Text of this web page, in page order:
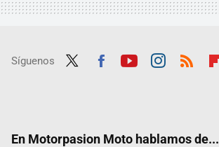
Síguenos
En Motorpasion Moto hablamos de...